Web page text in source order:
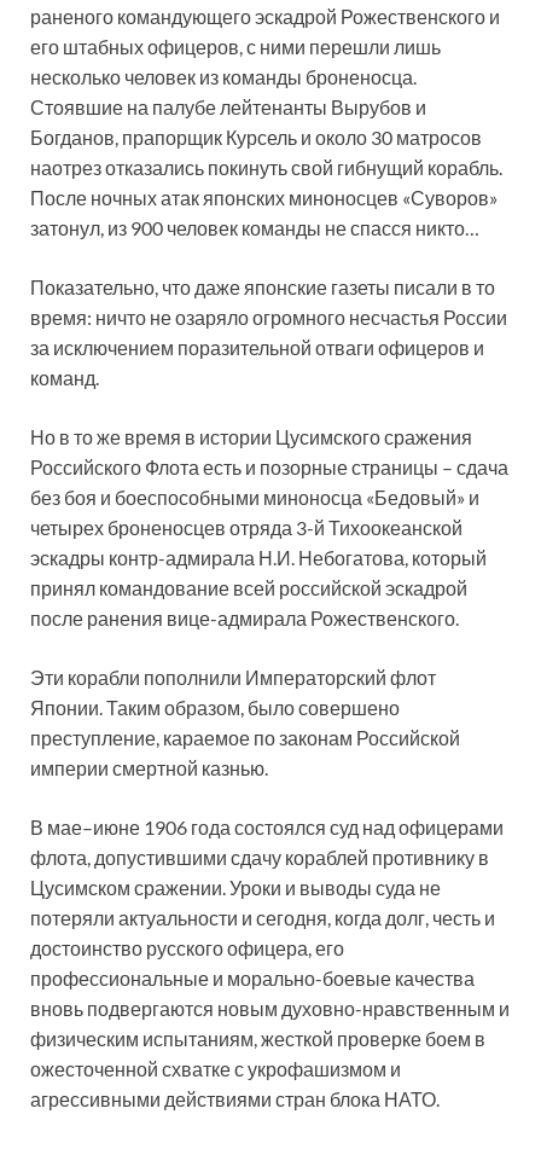
раненого командующего эскадрой Рожественского и
его штабных офицеров, с ними перешли лишь
несколько человек из команды броненосца.
Стоявшие на палубе лейтенанты Вырубов и
Богданов, прапорщик Курсель и около 30 матросов
наотрез отказались покинуть свой гибнущий корабль.
После ночных атак японских миноносцев «Суворов»
затонул, из 900 человек команды не спасся никто…
Показательно, что даже японские газеты писали в то
время: ничто не озаряло огромного несчастья России
за исключением поразительной отваги офицеров и
команд.
Но в то же время в истории Цусимского сражения
Российского Флота есть и позорные страницы – сдача
без боя и боеспособными миноносца «Бедовый» и
четырех броненосцев отряда 3-й Тихоокеанской
эскадры контр-адмирала Н.И. Небогатова, который
принял командование всей российской эскадрой
после ранения вице-адмирала Рожественского.
Эти корабли пополнили Императорский флот
Японии. Таким образом, было совершено
преступление, караемое по законам Российской
империи смертной казнью.
В мае–июне 1906 года состоялся суд над офицерами
флота, допустившими сдачу кораблей противнику в
Цусимском сражении. Уроки и выводы суда не
потеряли актуальности и сегодня, когда долг, честь и
достоинство русского офицера, его
профессиональные и морально-боевые качества
вновь подвергаются новым духовно-нравственным и
физическим испытаниям, жесткой проверке боем в
ожесточенной схватке с укрофашизмом и
агрессивными действиями стран блока НАТО.